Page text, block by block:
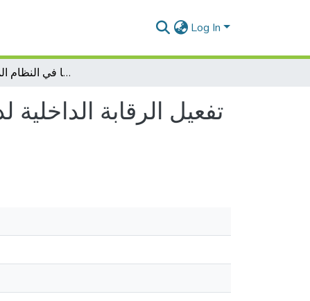
Log In
تفعيل الرقابة الداخلية لدى المؤسسة الاقتصادية و مساهمتها في النظام المحاسبي المالي
تفعيل الرقابة